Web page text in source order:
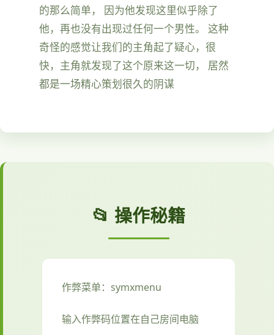
的那么简单， 因为他发现这里似乎除了
他，再也没有出现过任何一个男性。 这种
奇怪的感觉让我们的主角起了疑心，很
快，主角就发现了这个原来这一切， 居然
都是一场精心策划很久的阴谋
📂 操作秘籍
作弊菜单：symxmenu
输入作弊码位置在自己房间电脑